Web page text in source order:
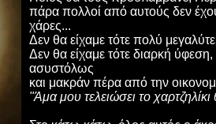
πάρα πολλοί από αυτούς δεν
χάρες...
Δεν θα είχαμε τότε πολύ
Δεν θα είχαμε τότε διαρκή
ασυστόλως
και μακράν πέρα από την
"Άμα μου τελειώσει το